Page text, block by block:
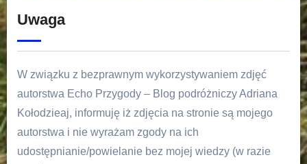
Uwaga
W związku z bezprawnym wykorzystywaniem zdjęć
autorstwa Echo Przygody – Blog podróżniczy Adriana
Kołodzieaj, informuję iż zdjęcia na stronie są mojego
autorstwa i nie wyrażam zgody na ich
udostępnianie/powielanie bez mojej wiedzy (w razie